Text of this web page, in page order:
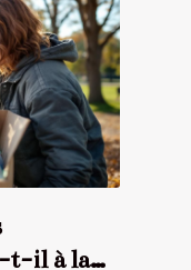
t-il à la